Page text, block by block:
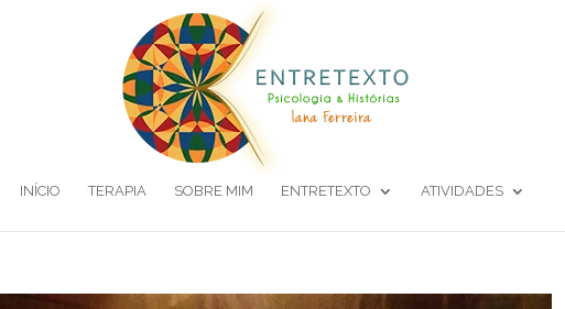
INÍCIO TERAPIA SOBRE MIM ENTRETEXTO ATIVIDADES